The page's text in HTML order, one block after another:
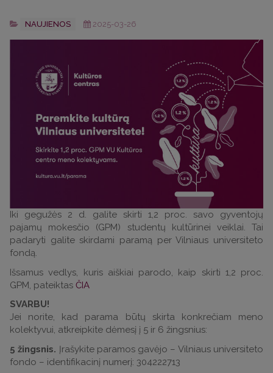
NAUJIENOS 2025-03-26
Iki gegužės 2 d. galite skirti 1,2 proc. savo gyventojų
pajamų mokesčio (GPM) studentų kultūrinei veiklai. Tai
padaryti galite skirdami paramą per Vilniaus universiteto
fondą.
Išsamus vedlys, kuris aiškiai parodo, kaip skirti 1,2 proc.
GPM, pateiktas ČIA
SVARBU!
Jei norite, kad parama būtų skirta konkrečiam meno
kolektyvui, atkreipkite dėmesį į 5 ir 6 žingsnius:
5 žingsnis. Įrašykite paramos gavėjo – Vilniaus universiteto
fondo – identifikacinį numerį: 304222713